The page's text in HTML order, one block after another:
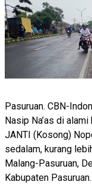
Pasuruan. CBN-
Nasip Na’as di
JANTI (Kosong)
sedalam, kurang
Malang-Pasuruan,
Kabupaten